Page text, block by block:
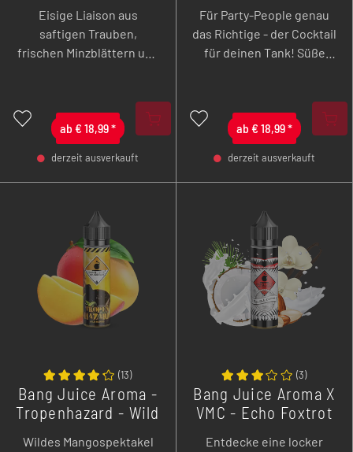
- +
ab € 18,99*
derzeit ausverkauft
Eisige Liaison aus
saftigen Trauben,
frischen Minzblättern und
- +
ab € 18,99*
derzeit ausverkauft
Für Party-People genau
das Richtige - der Cocktail
für deinen Tank! Süße
und Brausepulver.
(13)
Bang Juice Aroma -
Tropenhazard - Wild
Wildes Mangospektakel
(3)
Bang Juice Aroma X
VMC - Echo Foxtrot
Entdecke eine locker